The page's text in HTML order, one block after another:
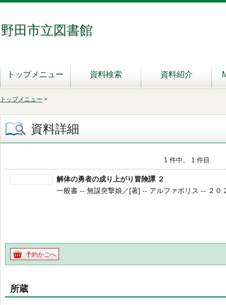
野田市立図書館
トップメニュー 資料検索 資料紹介
トップメニュー >
資料詳細
1 件中、 1 件目
解体の勇者の成り上がり冒険譚 ２
一般書 -- 無謀突撃娘／[著] -- アルファポリス -- ２０
予約かごへ
所蔵